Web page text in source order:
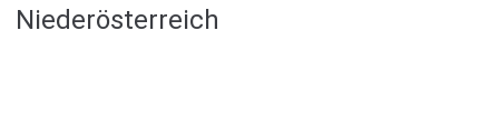
Niederösterreich